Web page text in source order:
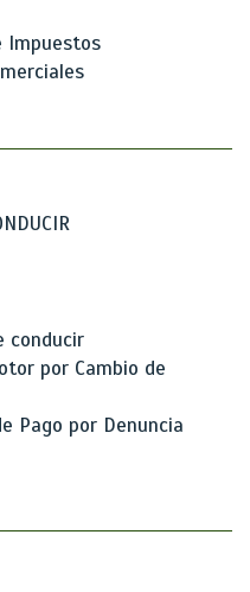
Impuestos
conducir
por Cambio de
Pago por Denuncia